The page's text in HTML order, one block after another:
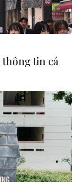
tin cá